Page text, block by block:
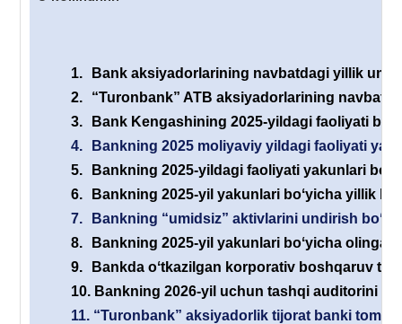
1.
Bank aksiyadorlarining navbatdagi yillik
2.
“Turonbank” ATB aksiyadorlarining
3.
Bank Kengashining 2025-yildagi faoliyati
4.
Bankning 2025 moliyaviy yildagi faoliyati
5.
Bankning 2025-yildagi faoliyati yakunlari
6.
Bankning 2025-yil yakunlari boʻyicha yillik
7.
Bankning “umidsiz” aktivlarini undirish
8.
Bankning 2025-yil yakunlari boʻyicha
9.
Bankda oʻtkazilgan korporativ boshqaruv
10. Bankning 2026-yil uchun tashqi auditorini
11. “Turonbank” aksiyadorlik tijorat banki